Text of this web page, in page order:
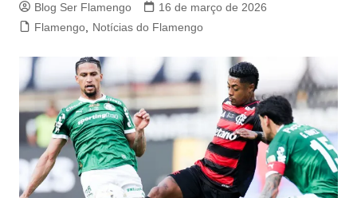
Blog Ser Flamengo
16 de março de 2026
Flamengo, Notícias do Flamengo